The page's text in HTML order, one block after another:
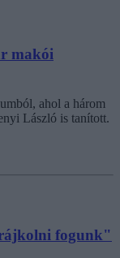
makói
ahol a három
László is tanított.
fogunk"